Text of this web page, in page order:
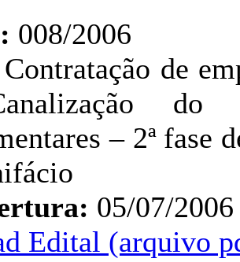
008/2006
Contratação de
do
– 2ª fase
05/07/2006
Edital (arquivo